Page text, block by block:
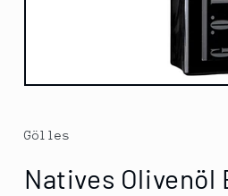
Medien
Modal
öffnen
Gölles
Natives Olivenöl